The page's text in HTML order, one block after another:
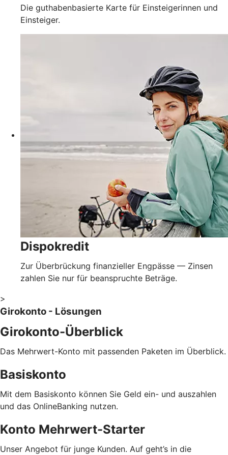
Die guthabenbasierte Karte für Einsteigerinnen und
Einsteiger.
Dispokredit
Zur Überbrückung finanzieller Engpässe — Zinsen
zahlen Sie nur für beanspruchte Beträge.
>
Girokonto - Lösungen
Girokonto-Überblick
Das Mehrwert-Konto mit passenden Paketen im Überblick.
Basiskonto
Mit dem Basiskonto können Sie Geld ein- und auszahlen
und das OnlineBanking nutzen.
Konto Mehrwert-Starter
Unser Angebot für junge Kunden. Auf geht’s in die